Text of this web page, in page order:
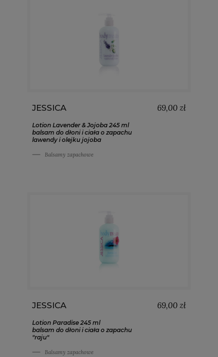
JESSICA
Lotion Lavender & Jojoba 245 ml
balsam do dłoni i ciała o zapachu
lawendy i olejku jojoba
Balsamy zapachowe
69,00 zł
JESSICA
Lotion Paradise 245 ml
balsam do dłoni i ciała o zapachu
"raju"
Balsamy zapachowe
69,00 zł